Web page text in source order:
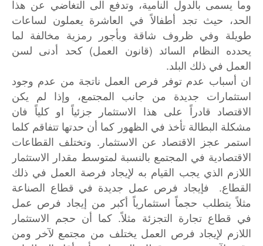
وما يسمى بالدول النامية، وتدفع الى التغاضي عن هذا
الحد، حيث تجد أطفالاً في العاشرة يعملون لساعات
طويلة وفي ظروف شاقة وبأجور رمزية مخالفة لما
يحدده النظام السائد (قانون العمل) كحد أدنى لسن
العمل في ذلك البلد.
ان أسباب عدم توفر فرص العمل ناتجة من عدم وجود
استثمارات جديدة من جانب المجتمع، وإذا لم يكن
الاقتصاد قادراً على هذا الاستثمار جزئياً او كلياً فان
مشكلة البطالة تأخذ في الظهور كما أن حدتها تتفاقم كلما
استمر عجز الاقتصاد عن الاستثمار. وتختلف القطاعات
الاقتصادية في المجتمع بالنسبة لمتوسط مقدار الاستثمار
اللازم الذي يجب القيام به لإيجاد فرصة العمل في ذلك
القطاع. فإيجاد فرص عمل جديدة في قطاع الصناعة
مثلاً يتطلب حجماً استثمارياً أكبر من إيجاد فرص عمل
في قطاع تجارة التجزئة مثلاً. كما أن حجم الاستثمار
اللازم لإيجاد فرص العمل يختلف من مجتمع لآخر ومن